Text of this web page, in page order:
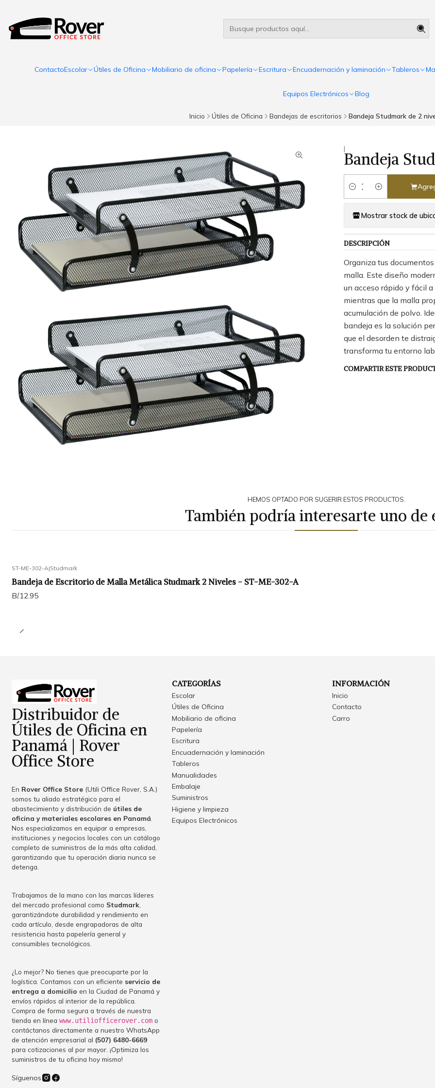
ContactoEscolar Útiles de Oficina Mobiliario de oficina Papelería Escritura Encuadernación y laminación Tableros
Equipos Electrónicos Blog
Inicio Útiles de Oficina Bandejas de escritorios Bandeja Studmark de 2
|
Bandeja
Cantidad
Mostrar stock de
DESCRIPCIÓN
Organiza tus
malla. Este diseño
un acceso rápido y fácil
mientras que la malla
acumulación de polvo.
bandeja es la solución
que el desorden te
transforma tu entorno
COMPARTIR ESTE
HEMOS OPTADO POR SUGERIR ESTOS PRODUCTOS.
También podría interesarte uno de
ST-ME-302-A|Studmark
Bandeja de Escritorio de Malla Metálica Studmark 2 Niveles - ST-ME-302-A
B/.12.95
Distribuidor de
Útiles de Oficina en
Panamá | Rover
Office Store
En Rover Office Store (Utili Office Rover, S.A.)
somos tu aliado estratégico para el
abastecimiento y distribución de útiles de
oficina y materiales escolares en Panamá
Nos especializamos en equipar a empresas,
instituciones y negocios locales con un catálogo
completo de suministros de la más alta calidad,
garantizando que tu operación diaria nunca se
detenga.
Trabajamos de la mano con las marcas líderes
del mercado profesional como Studmark
garantizándote durabilidad y rendimiento en
cada artículo, desde engrapadoras de alta
resistencia hasta papelería general y
consumibles tecnológicos.
¿Lo mejor? No tienes que preocuparte por la
logística. Contamos con un eficiente servicio de
entrega a domicilio en la Ciudad de Panamá y
envíos rápidos al interior de la república.
Compra de forma segura a través de nuestra
tienda en línea www.utiliofficerover.com o
contáctanos directamente a nuestro WhatsApp
de atención empresarial al (507) 6480-6669
para cotizaciones al por mayor. ¡Optimiza los
suministros de tu oficina hoy mismo!
Síguenos
CATEGORÍAS
Escolar
Útiles de Oficina
Mobiliario de oficina
Papelería
Escritura
Encuadernación y laminación
Tableros
Manualidades
Embalaje
Suministros
Higiene y limpieza
Equipos Electrónicos
INFORMACIÓN
Inicio
Contacto
Carro